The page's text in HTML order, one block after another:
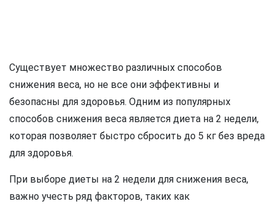
Существует множество различных способов
снижения веса, но не все они эффективны и
безопасны для здоровья. Одним из популярных
способов снижения веса является диета на 2 недели,
которая позволяет быстро сбросить до 5 кг без вреда
для здоровья.
При выборе диеты на 2 недели для снижения веса,
важно учесть ряд факторов, таких как